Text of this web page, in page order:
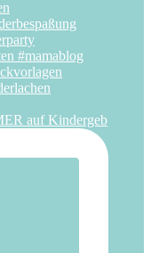
auf Kindergeb